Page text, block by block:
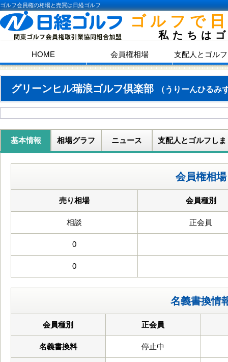
ゴルフ会員権の相場と売買は日経ゴルフ
ゴルフで
私たちは
HOME 会員権相場 支配人とゴル
グリーンヒル瑞浪ゴルフ倶楽部 （うりーんひるみ
基本情報 相場グラフ ニュース 支配人とゴルフしま
会員権相場
売り相場 会員種別
相談 正会員
0
0
名義書換情
会員種別 正会員
名義書換料 停止中